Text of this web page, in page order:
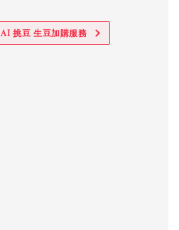
AI 挑豆 生豆加購服務